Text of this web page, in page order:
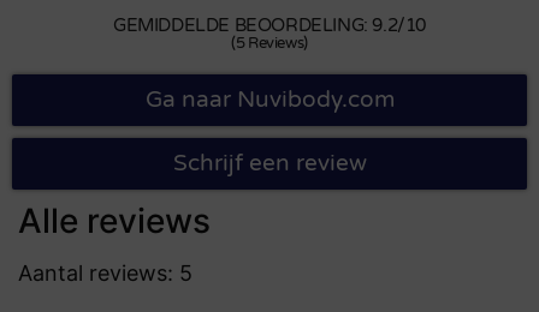
GEMIDDELDE BEOORDELING: 9.2/10
(5 Reviews)
Ga naar Nuvibody.com
Schrijf een review
Alle reviews
Aantal reviews: 5